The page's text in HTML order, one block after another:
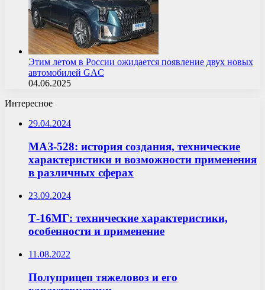
Этим летом в России ожидается появление двух новых
автомобилей GAC
04.06.2025
Интересное
29.04.2024
МАЗ-528: история создания, технические
характеристики и возможности применения
в различных сферах
23.09.2024
Т-16МГ: технические характеристики,
особенности и применение
11.08.2022
Полуприцеп тяжеловоз и его